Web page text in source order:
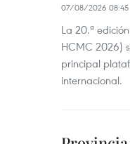
07/08/2026 08:45
La 20.ª
HCMC 2026)
principal
internacional.